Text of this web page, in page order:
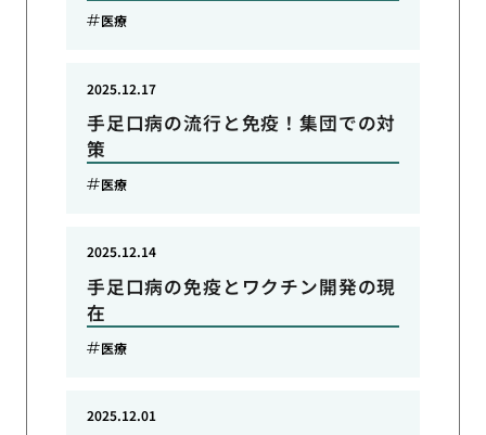
医療
手足口病の流行と免疫！集団での対
策
2025.12.17
医療
手足口病の免疫とワクチン開発の現
在
2025.12.14
医療
2025.12.01